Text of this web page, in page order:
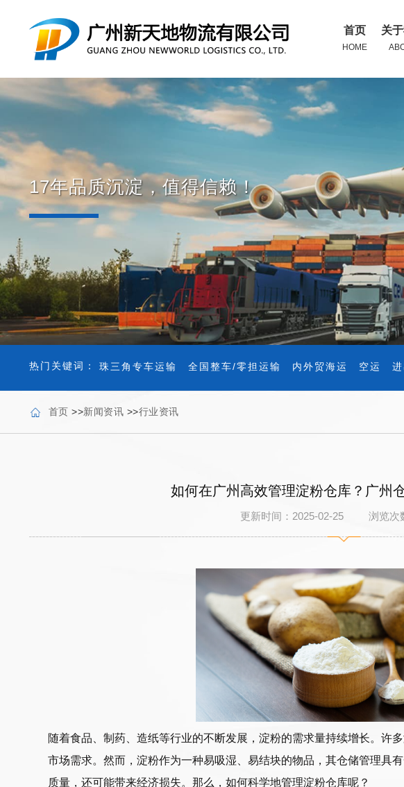
首页
HOME
关
17年品质沉淀，值得信赖！
热门关键词： 珠三角专车运输 全国整车/零担运输 内外贸海运 空运
首页 >>新闻资讯 >>行业资讯
如何在广州高效管理淀粉仓库？广州
更新时间：2025-02-25 浏览次
随着食品、制药、造纸等行业的不断发展，淀粉的需求量持续增长。许
市场需求。然而，淀粉作为一种易吸湿、易结块的物品，其仓储管理具
质量，还可能带来经济损失。那么，如何科学地管理淀粉仓库呢？